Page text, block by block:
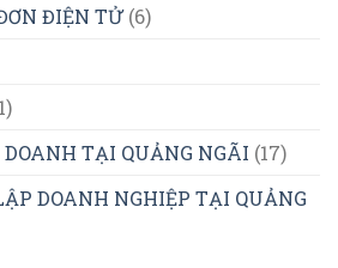
ĐIỆN TỬ(6)
TẠI QUẢNG NGÃI (17)
DOANH NGHIỆP TẠI QUẢNG